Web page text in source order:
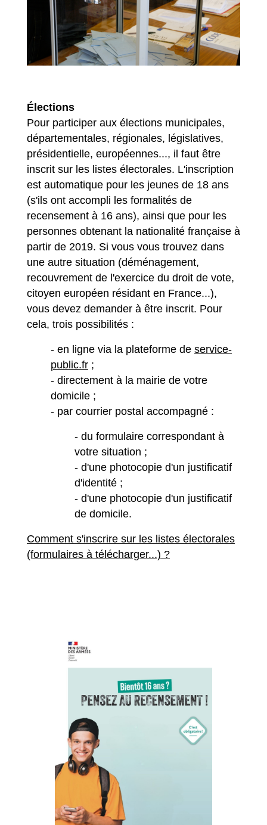
Élections
Pour participer aux élections municipales,
départementales, régionales, législatives,
présidentielle, européennes..., il faut être
inscrit sur les listes électorales. L'inscription
est automatique pour les jeunes de 18 ans
(s'ils ont accompli les formalités de
recensement à 16 ans), ainsi que pour les
personnes obtenant la nationalité française à
partir de 2019. Si vous vous trouvez dans
une autre situation (déménagement,
recouvrement de l'exercice du droit de vote,
citoyen européen résidant en France...),
vous devez demander à être inscrit. Pour
cela, trois possibilités :
- en ligne via la plateforme de service-
public.fr ;
- directement à la mairie de votre
domicile ;
- par courrier postal accompagné :
- du formulaire correspondant à
votre situation ;
- d'une photocopie d'un justificatif
d'identité ;
- d'une photocopie d'un justificatif
de domicile.
Comment s'inscrire sur les listes électorales
(formulaires à télécharger...) ?